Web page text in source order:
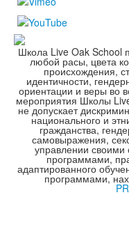
Школа Live Oak School
любой расы, цвета
происхождения,
идентичности,
ориентации и веры во
мероприятия Школы
не допускает
национального и
гражданства,
самовыражения,
управлении
программами,
адаптированного
программами,